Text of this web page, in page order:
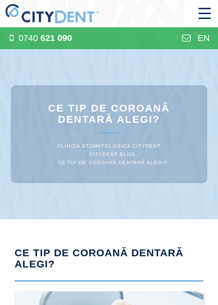
0740 621 090 EN
CE TIP DE COROANĂ
DENTARĂ ALEGI?
CLINICA STOMATOLOGICA CITYDENT
CITYDENT BLOG
CE TIP DE COROANĂ DENTARĂ ALEGI?
CE TIP DE COROANĂ DENTARĂ
ALEGI?